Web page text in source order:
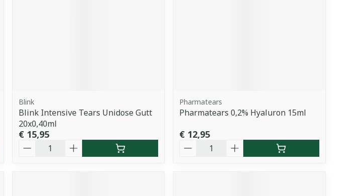
Blink
Blink Intensive Tears Unidose Gutt
20x0,40ml
€ 15,95
Pharmatears
Pharmatears 0,2% Hyaluron 15ml
€ 12,95